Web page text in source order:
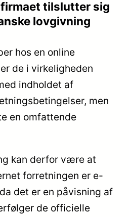
tilslutter sig
lovgivning
hos en online
de i virkeligheden
indholdet af
men
en omfattende
kan derfor være at
forretningen er e-
det er en påvisning af
de officielle